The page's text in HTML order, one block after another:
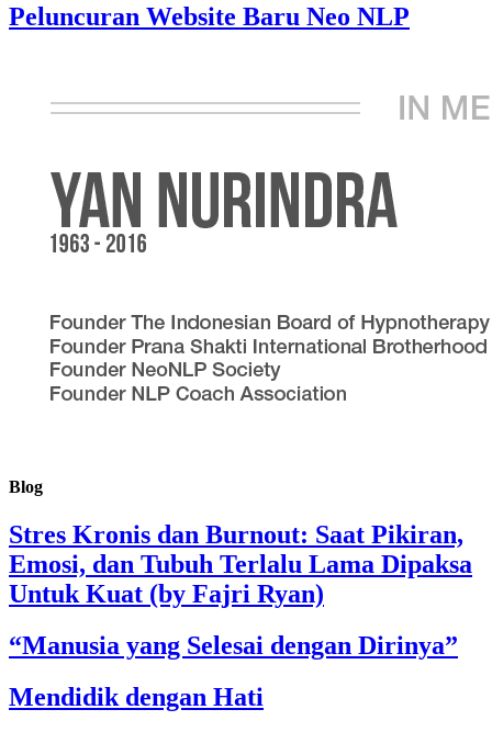
Peluncuran Website Baru Neo NLP
Blog
Stres Kronis dan Burnout: Saat Pikiran,
Emosi, dan Tubuh Terlalu Lama Dipaksa
Untuk Kuat (by Fajri Ryan)
“Manusia yang Selesai dengan Dirinya”
Mendidik dengan Hati